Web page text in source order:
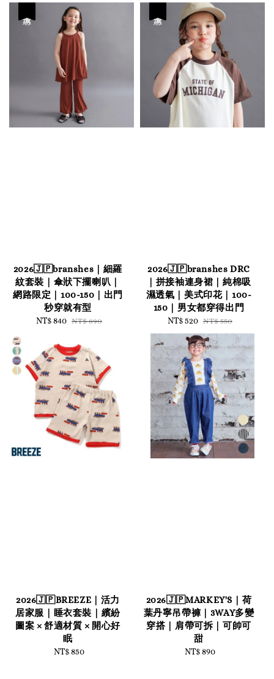
2026🇯🇵branshes｜細羅
紋套裝｜傘狀下擺喇叭｜
網路限定｜100-150｜出門
秒穿就有型
Sale
NT$ 840 Regular
NT$ 890
2026🇯🇵branshes DRC
｜拼接袖連身裙｜純棉吸
濕透氣｜美式印花｜100-
150｜男女都穿得出門
Sale
price
NT$ 520 Regular
price
NT$ 550
2026🇯🇵BREEZE｜活力
居家服｜睡衣套裝｜繽紛
圖案 × 舒適材質 × 開心好
眠
Regular
NT$ 850
2026🇯🇵MARKEY'S｜荷
葉丹寧吊帶褲｜3WAY多變
穿搭｜肩帶可拆｜可帥可
甜
Regular
NT$ 890